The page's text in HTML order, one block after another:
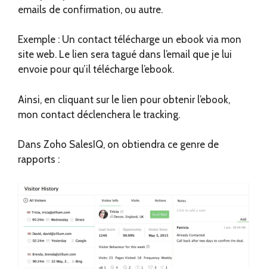
emails de confirmation, ou autre.
Exemple : Un contact télécharge un ebook via mon
site web. Le lien sera tagué dans l’email que je lui
envoie pour qu’il télécharge l’ebook.
Ainsi, en cliquant sur le lien pour obtenir l’ebook,
mon contact déclenchera le tracking.
Dans Zoho SalesIQ, on obtiendra ce genre de
rapports :